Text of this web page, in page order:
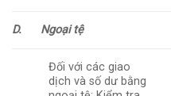
D. Ngoại tệ
Đối với các giao
dịch và số dư bằng